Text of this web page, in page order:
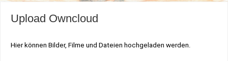
Upload Owncloud
Hier können Bilder, Filme und Dateien hochgeladen werden.